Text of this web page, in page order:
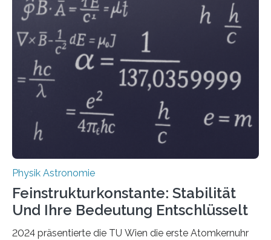
Physik Astronomie
Feinstrukturkonstante: Stabilität
Und Ihre Bedeutung Entschlüsselt
2024 präsentierte die TU Wien die erste Atomkernuhr